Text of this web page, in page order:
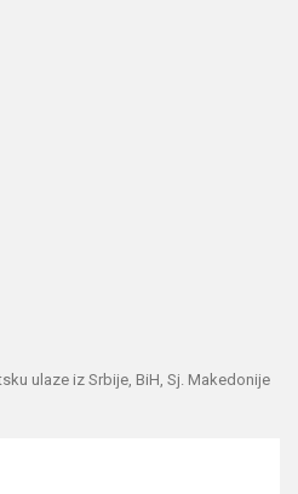
ulaze iz Srbije, BiH, Sj. Makedonije